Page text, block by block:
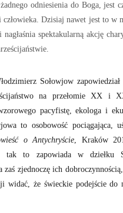
odniesienia do Boga, jest
. Dzisiaj nawet jest to w
spektakularną akcję
Sołowjow
na przełomie XX i
pacyfistę, ekologa i
to osobowość pociągająca,
o Antychryście, Kraków
tak to zapowiada w dziełku
zjednoczę ich
że świeckie podejście do